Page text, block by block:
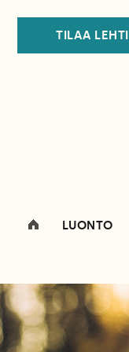
TILAA LEHTI
LUONTO